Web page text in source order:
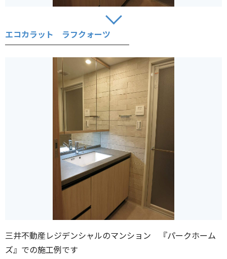
エコカラット ラフクォーツ
三井不動産レジデンシャルのマンション 『パークホーム
ズ』での施工例です